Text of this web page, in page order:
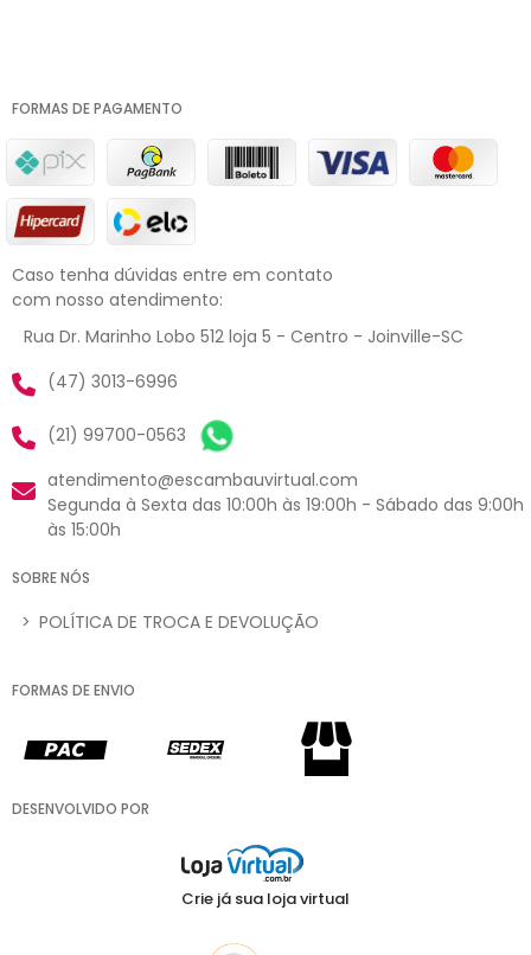
FORMAS DE PAGAMENTO
Caso tenha dúvidas entre em contato
com nosso atendimento:
Rua Dr. Marinho Lobo 512 loja 5 - Centro - Joinville-SC
(47) 3013-6996
(21) 99700-0563
atendimento@escambauvirtual.com
Segunda à Sexta das 10:00h às 19:00h - Sábado das 9:00h
às 15:00h
SOBRE NÓS
> POLÍTICA DE TROCA E DEVOLUÇÃO
FORMAS DE ENVIO
DESENVOLVIDO POR
Crie já sua loja virtual